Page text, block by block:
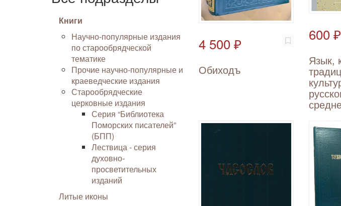
Книги
Научно-популярные издания
по старообрядческой
тематике
Прочие научно-популярные и
краеведческие издания
Старообрядческие
церковные издания
Серия “Библиотека
Поморских писателей”
(БПП)
Лествица - серия
духовно-
просветительных
изданий
Литые иконы
4 500 ₽
Обиходъ
600 ₽
Язык,